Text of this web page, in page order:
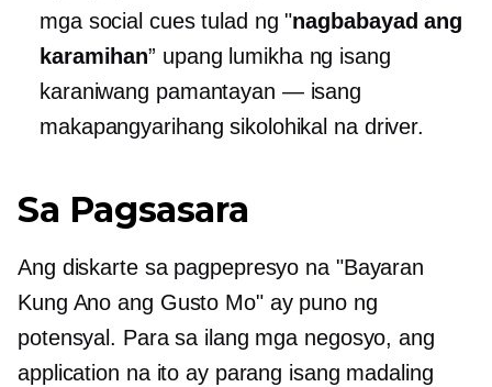
mga social cues tulad ng "nagbabayad ang
karamihan” upang lumikha ng isang
karaniwang pamantayan — isang
makapangyarihang sikolohikal na driver.
Sa Pagsasara
Ang diskarte sa pagpepresyo na "Bayaran
Kung Ano ang Gusto Mo" ay puno ng
potensyal. Para sa ilang mga negosyo, ang
application na ito ay parang isang madaling